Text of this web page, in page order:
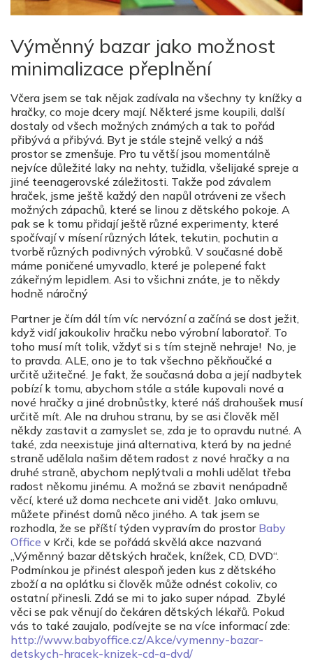
Výměnný bazar jako možnost
minimalizace přeplnění
Včera jsem se tak nějak zadívala na všechny ty knížky a
hračky, co moje dcery mají. Některé jsme koupili, další
dostaly od všech možných známých a tak to pořád
přibývá a přibývá. Byt je stále stejně velký a náš
prostor se zmenšuje. Pro tu větší jsou momentálně
nejvíce důležité laky na nehty, tužidla, všelijaké spreje a
jiné teenagerovské záležitosti. Takže pod závalem
hraček, jsme ještě každý den napůl otráveni ze všech
možných zápachů, které se linou z dětského pokoje. A
pak se k tomu přidají ještě různé experimenty, které
spočívají v mísení různých látek, tekutin, pochutin a
tvorbě různých podivných výrobků. V současné době
máme poničené umyvadlo, které je polepené fakt
zákeřným lepidlem. Asi to všichni znáte, je to někdy
hodně náročný
Partner je čím dál tím víc nervózní a začíná se dost ježit,
když vidí jakoukoliv hračku nebo výrobní laboratoř. To
toho musí mít tolik, vždyť si s tím stejně nehraje! No, je
to pravda. ALE, ono je to tak všechno pěkňoučké a
určitě užitečné. Je fakt, že současná doba a její nadbytek
pobízí k tomu, abychom stále a stále kupovali nové a
nové hračky a jiné drobnůstky, které náš drahoušek musí
určitě mít. Ale na druhou stranu, by se asi člověk měl
někdy zastavit a zamyslet se, zda je to opravdu nutné. A
také, zda neexistuje jiná alternativa, která by na jedné
straně udělala našim dětem radost z nové hračky a na
druhé straně, abychom neplýtvali a mohli udělat třeba
radost někomu jinému. A možná se zbavit nenápadně
věcí, které už doma nechcete ani vidět. Jako omluvu,
můžete přinést domů něco jiného. A tak jsem se
rozhodla, že se příští týden vypravím do prostor Baby
Office v Krči, kde se pořádá skvělá akce nazvaná
„Výměnný bazar dětských hraček, knížek, CD, DVD“.
Podmínkou je přinést alespoň jeden kus z dětského
zboží a na oplátku si člověk může odnést cokoliv, co
ostatní přinesli. Zdá se mi to jako super nápad. Zbylé
věci se pak věnují do čekáren dětských lékařů. Pokud
vás to také zaujalo, podívejte se na více informací zde:
http://www.babyoffice.cz/Akce/vymenny-bazar-
detskych-hracek-knizek-cd-a-dvd/